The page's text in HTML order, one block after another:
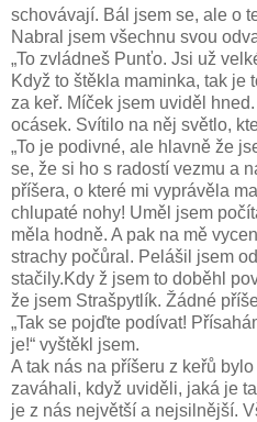
schovávají. Bál jsem se, ale o
Nabral jsem všechnu svou
„To zvládneš Punťo. Jsi už
Když to štěkla maminka, tak je
za keř. Míček jsem uviděl
ocásek. Svítilo na něj světlo,
„To je podivné, ale hlavně že
se, že si ho s radostí vezmu a
příšera, o které mi vyprávěla
chlupaté nohy! Uměl jsem
měla hodně. A pak na mě
strachy počůral. Pelášil jsem
stačily.Kdy ž jsem to doběhl
že jsem Strašpytlík. Žádné
„Tak se pojďte podívat!
je!“ vyštěkl jsem.
A tak nás na příšeru z keřů
zaváhali, když uviděli, jaká je
je z nás největší a nejsilnější.